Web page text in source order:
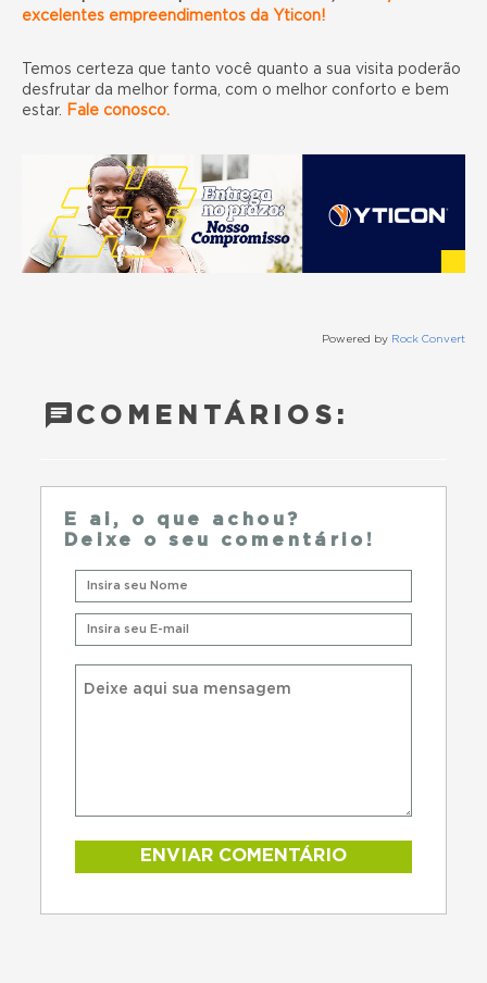
excelentes empreendimentos da Yticon!
Temos certeza que tanto você quanto a sua visita poderão
desfrutar da melhor forma, com o melhor conforto e bem
estar. Fale conosco.
Powered by Rock Convert
COMENTÁRIOS:
E ai, o que achou?
Deixe o seu comentário!